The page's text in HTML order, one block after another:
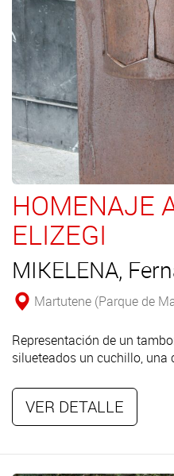
HOMENAJE
ELIZEGI
MIKELENA,
Martutene (Parque de
Representación de un
silueteados un cuchillo, una
VER DETALLE